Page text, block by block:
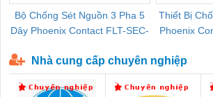
Bộ Chống Sét Nguồn 3 Pha 5
Dây Phoenix Contact FLT-SEC-
Thiết Bị
Phoenix
Nhà cung cấp chuyên nghiệp